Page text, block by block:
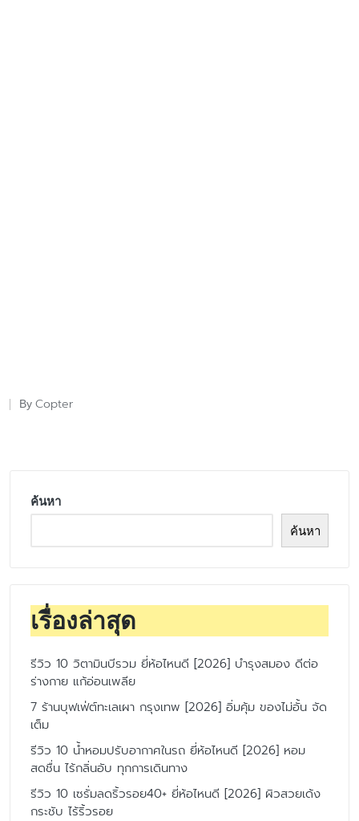
Posted
By Copter
ค้นหา
ค้นหา
เรื่องล่าสุด
รีวิว 10 วิตามินบีรวม ยี่ห้อไหนดี [2026] บำรุงสมอง ดีต่อ
ร่างกาย แก้อ่อนเพลีย
7 ร้านบุฟเฟ่ต์ทะเลเผา กรุงเทพ [2026] อิ่มคุ้ม ของไม่อั้น จัด
เต็ม
รีวิว 10 น้ำหอมปรับอากาศในรถ ยี่ห้อไหนดี [2026] หอม
สดชื่น ไร้กลิ่นอับ ทุกการเดินทาง
รีวิว 10 เซรั่มลดริ้วรอย40+ ยี่ห้อไหนดี [2026] ผิวสวยเด้ง
กระชับ ไร้ริ้วรอย